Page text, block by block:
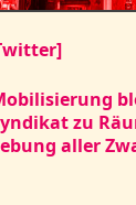
zu
aller